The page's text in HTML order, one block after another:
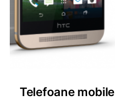
Telefoane mobile